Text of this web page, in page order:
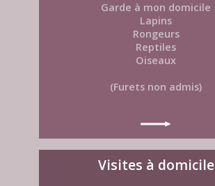
Garde à mon domicile
Lapins
Rongeurs
Reptiles
Oiseaux
(Furets non admis) ​
Visites à domicile